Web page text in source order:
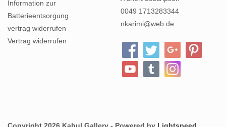
Batterieentsorgung
vertrag widerrufen
Vertrag widerrufen
nkarimi@web.de